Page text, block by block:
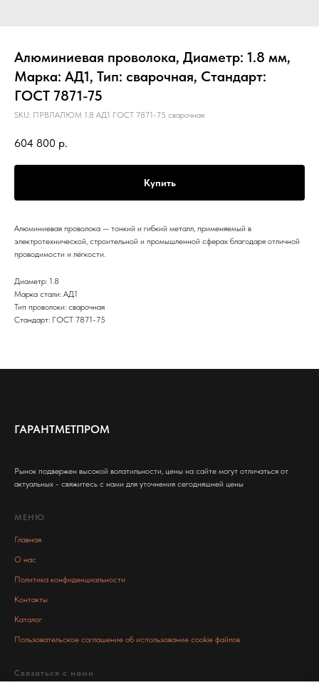
Алюминиевая проволока, Диаметр: 1.8 мм,
Марка: АД1, Тип: сварочная, Стандарт:
ГОСТ 7871-75
SKU: ПРВЛАЛЮМ 1.8 АД1 ГОСТ 7871-75 сварочная
604 800 р.
Купить
Алюминиевая проволока — тонкий и гибкий металл, применяемый в
электротехнической, строительной и промышленной сферах благодаря отличной
проводимости и лёгкости.
Диаметр: 1.8
Марка стали: АД1
Тип проволоки: сварочная
Стандарт: ГОСТ 7871-75
ГАРАНТМЕТПРОМ
Рынок подвержен высокой волатильности, цены на сайте могут отличаться от
актуальных - свяжитесь с нами для уточнения сегодняшней цены
МЕНЮ
Главная
О нас
Политика конфиденциальности
Контакты
Каталог
Пользовательское соглашение об использование cookie файлов
Связаться с нами